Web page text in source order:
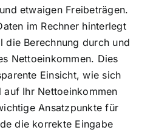
etwaigen Freibeträgen.
im Rechner hinterlegt
die Berechnung durch und
Nettoeinkommen. Dies
Einsicht, wie sich
Ihr Nettoeinkommen
Ansatzpunkte für
die korrekte Eingabe